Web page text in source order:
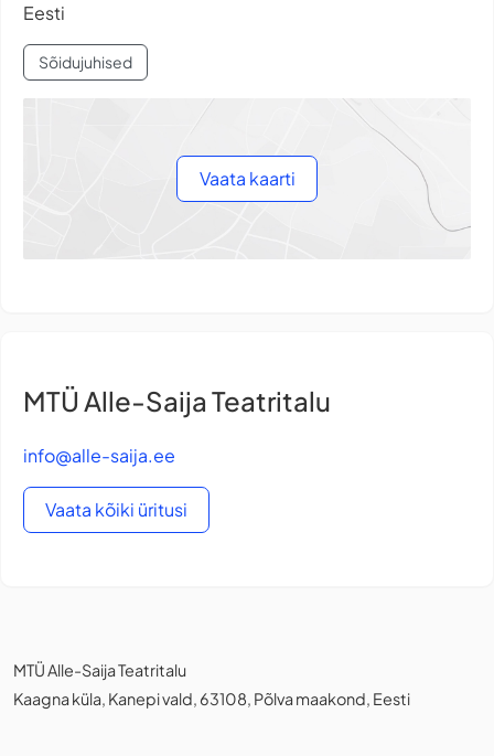
Eesti
Sõidujuhised
Vaata kaarti
MTÜ Alle-Saija Teatritalu
info@alle-saija.ee
Vaata kõiki üritusi
MTÜ Alle-Saija Teatritalu
Kaagna küla, Kanepi vald, 63108, Põlva maakond, Eesti